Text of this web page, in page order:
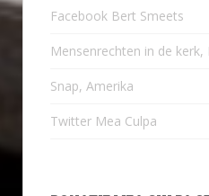
Facebook Bert Smeets
Mensenrechten in de kerk,
Snap, Amerika
Twitter Mea Culpa